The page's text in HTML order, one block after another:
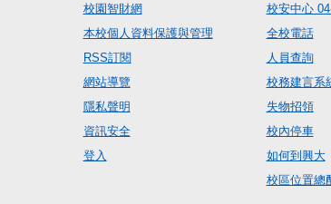
校園智財網
本校個人資料保護與管理
RSS訂閱
網站導覽
隱私聲明
資訊安全
登入
校安中心
全校電話
人員查詢
校務建言系
失物招領
校內停車
如何到興大
校區位置總